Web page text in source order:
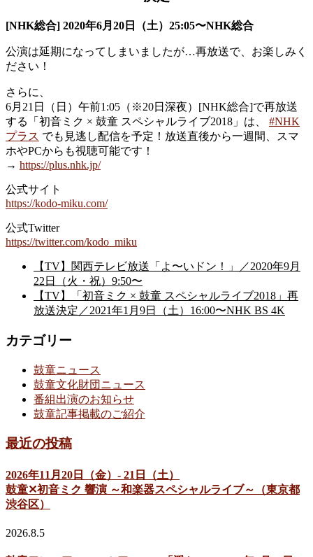
[NHK総合] 2020年6月20日（土）25:05〜NHK総合
公演は延期になってしまいましたが…再放送で、お楽しみく
ださい！
さらに、
6月21日（日）午前1:05（※20日深夜）[NHK総合]で再放送
する「初音ミク × 鼓童 スペシャルライブ2018」は、 #NHK
プラス でも見逃し配信を予定！放送直後から一週間、スマ
ホやPCからも視聴可能です！
→ https://plus.nhk.jp/
公式サイト
https://kodo-miku.com/
公式Twitter
https://twitter.com/kodo_miku
【TV】関西テレビ放送「よ〜いドン！」／2020年9月
22日（火・祝）9:50〜
【TV】「初音ミク × 鼓童 スペシャルライブ2018」再
放送決定／2021年1月9日（土）16:00〜NHK BS 4K
カテゴリー
鼓童ニュース
鼓童文化財団ニュース
番組出演のお知らせ
鼓童記事掲載のご紹介
最近の投稿
2026年11月20日（金）- 21日（土）
鼓童✕初音ミク 響演 ～和楽器スペシャルライブ～（東京都
渋谷区）
2026.8.5